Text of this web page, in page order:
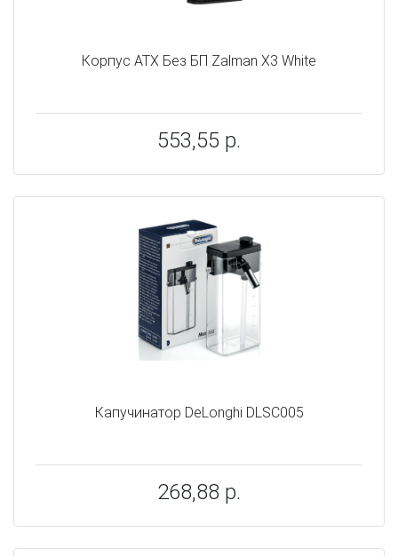
Корпус ATX Без БП Zalman X3 White
553,55 р.
Капучинатор DeLonghi DLSC005
268,88 р.